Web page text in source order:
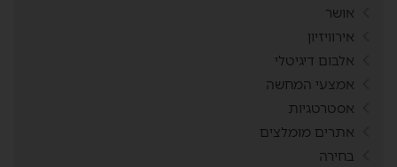
אושר
אירוויזיון
אלבום דיגיטלי
אמצעי המחשה
אסטרטגיות
אתרים מומלצים
בחירה